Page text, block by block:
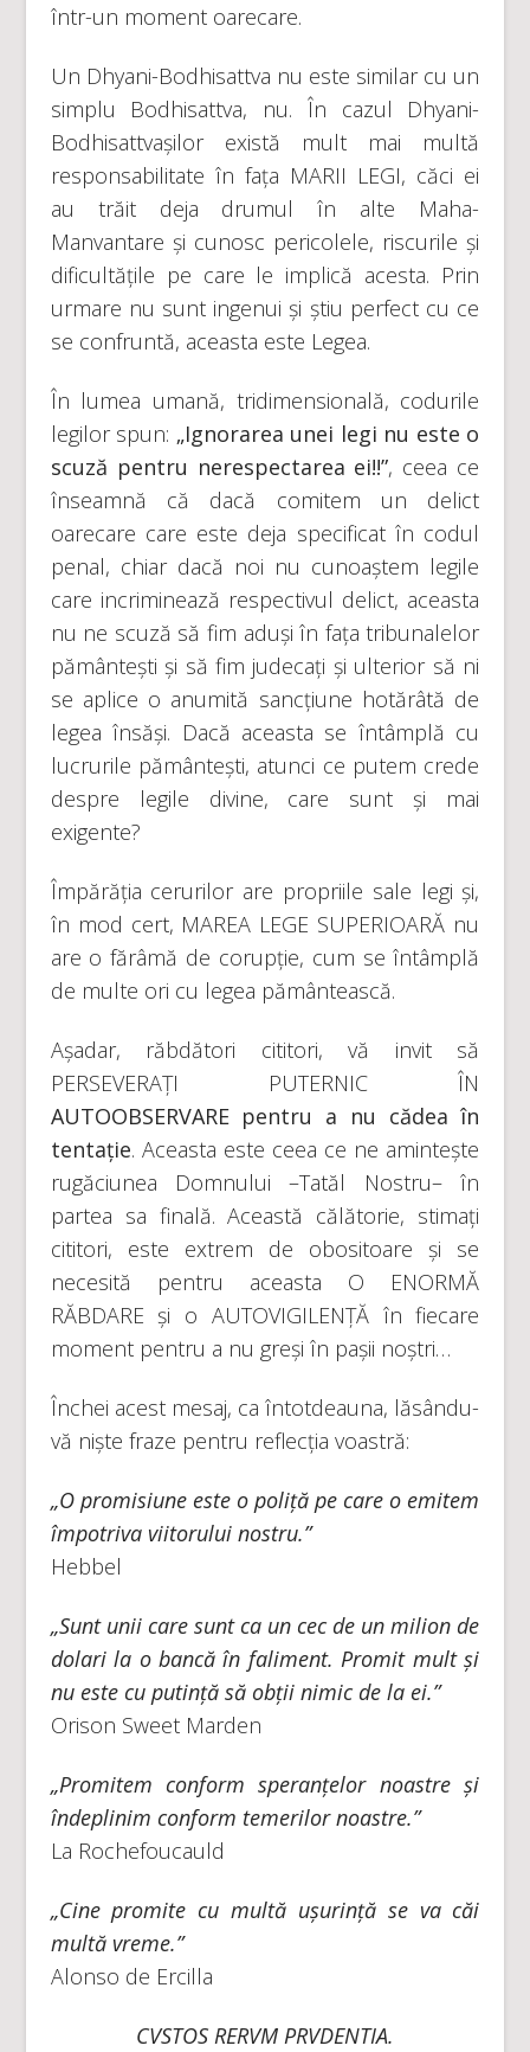
într-un moment oarecare.
Un Dhyani-Bodhisattva nu este similar cu un
simplu Bodhisattva, nu. În cazul Dhyani-
Bodhisattvașilor există mult mai multă
responsabilitate în fața MARII LEGI, căci ei
au trăit deja drumul în alte Maha-
Manvantare și cunosc pericolele, riscurile și
dificultățile pe care le implică acesta. Prin
urmare nu sunt ingenui și știu perfect cu ce
se confruntă, aceasta este Legea.
În lumea umană, tridimensională, codurile
legilor spun: „Ignorarea unei legi nu este o
scuză pentru nerespectarea ei!!”, ceea ce
înseamnă că dacă comitem un delict
oarecare care este deja specificat în codul
penal, chiar dacă noi nu cunoaștem legile
care incriminează respectivul delict, aceasta
nu ne scuză să fim aduși în fața tribunalelor
pământești și să fim judecați și ulterior să ni
se aplice o anumită sancțiune hotărâtă de
legea însăși. Dacă aceasta se întâmplă cu
lucrurile pământești, atunci ce putem crede
despre legile divine, care sunt și mai
exigente?
Împărăția cerurilor are propriile sale legi și,
în mod cert, MAREA LEGE SUPERIOARĂ nu
are o fărâmă de corupție, cum se întâmplă
de multe ori cu legea pământească.
Așadar, răbdători cititori, vă invit să
PERSEVERAȚI PUTERNIC ÎN
AUTOOBSERVARE pentru a nu cădea în
tentație. Aceasta este ceea ce ne amintește
rugăciunea Domnului –Tatăl Nostru– în
partea sa finală. Această călătorie, stimați
cititori, este extrem de obositoare și se
necesită pentru aceasta O ENORMĂ
RĂBDARE și o AUTOVIGILENȚĂ în fiecare
moment pentru a nu greși în pașii noștri…
Închei acest mesaj, ca întotdeauna, lăsându-
vă niște fraze pentru reflecția voastră:
„O promisiune este o poliță pe care o emitem
împotriva viitorului nostru.”
Hebbel
„Sunt unii care sunt ca un cec de un milion de
dolari la o bancă în faliment. Promit mult și
nu este cu putință să obții nimic de la ei.”
Orison Sweet Marden
„Promitem conform speranțelor noastre și
îndeplinim conform temerilor noastre.”
La Rochefoucauld
„Cine promite cu multă ușurință se va căi
multă vreme.”
Alonso de Ercilla
CVSTOS RERVM PRVDENTIA.